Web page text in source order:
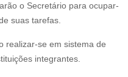
o Secretário para ocupar-
suas tarefas.
se em sistema de
integrantes.